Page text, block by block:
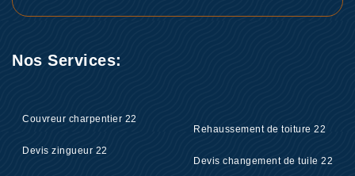
Nos Services:
Couvreur charpentier 22
Devis zingueur 22
Rehaussement de toiture 22
Devis changement de tuile 22